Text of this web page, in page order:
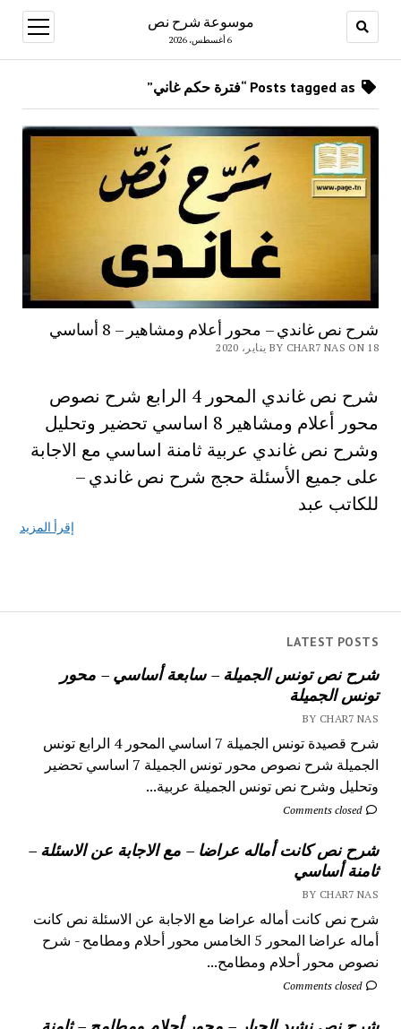
موسوعة شرح نص
6 أغسطس، 2026
open
menu
LATEST POSTS
شرح نص تونس الجميلة – سابعة أساسي – محور
تونس الجميلة
BY CHAR7 NAS
شرح قصيدة تونس الجميلة 7 اساسي المحور 4 الرابع تونس
الجميلة شرح نصوص محور تونس الجميلة 7 اساسي تحضير
وتحليل وشرح نص تونس الجميلة عربية...
Comments closed
شرح نص كانت أماله عراضا – مع الاجابة عن الاسئلة –
ثامنة أساسي
BY CHAR7 NAS
شرح نص كانت أماله عراضا مع الاجابة عن الاسئلة نص كانت
أماله عراضا المحور 5 الخامس محور أحلام ومطامح - شرح
نصوص محور أحلام ومطامح...
Comments closed
شرح نص غاندي – محور أعلام ومشاهير – 8 أساسي
BY CHAR7 NAS ON 18 يناير، 2020
شرح نص غاندي المحور 4 الرابع شرح نصوص
محور أعلام ومشاهير 8 اساسي تحضير وتحليل
وشرح نص غاندي عربية ثامنة اساسي مع الاجابة
على جميع الأسئلة حجج شرح نص غاندي –
للكاتب عبد
إقرأ المزيد